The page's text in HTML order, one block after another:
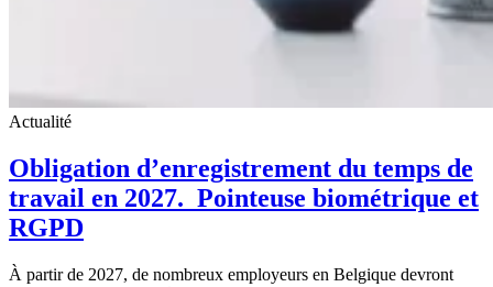
Actualité
Obligation d’enregistrement du temps de
travail en 2027. Pointeuse biométrique et
RGPD
À partir de 2027, de nombreux employeurs en Belgique devront